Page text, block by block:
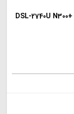
مودم روتر بی سیم دی لینک +DSL-2740U N300